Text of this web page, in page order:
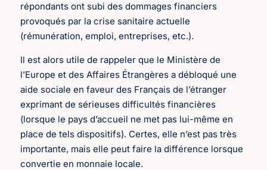
répondants ont subi des dommages financiers
provoqués par la crise sanitaire actuelle
(rémunération, emploi, entreprises, etc.).
Il est alors utile de rappeler que le Ministère de
l’Europe et des Affaires Étrangères a débloqué une
aide sociale en faveur des Français de l’étranger
exprimant de sérieuses difficultés financières
(lorsque le pays d’accueil ne met pas lui-même en
place de tels dispositifs). Certes, elle n’est pas très
importante, mais elle peut faire la différence lorsque
convertie en monnaie locale.